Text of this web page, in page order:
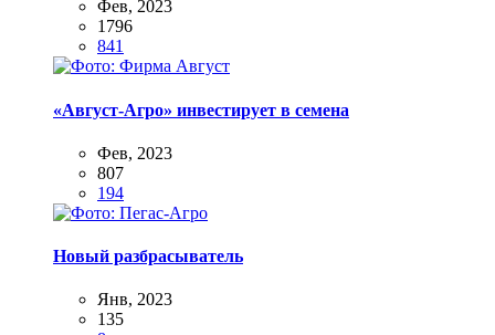
Фев, 2023
1796
841
«Август-Агро» инвестирует в семена
Фев, 2023
807
194
Новый разбрасыватель
Янв, 2023
135